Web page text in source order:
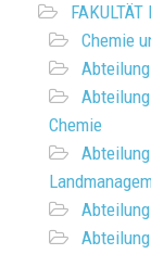
Chemie
Chemie